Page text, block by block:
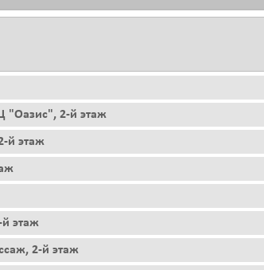
"Оазис", 2-й этаж
й этаж
этаж
2-й этаж